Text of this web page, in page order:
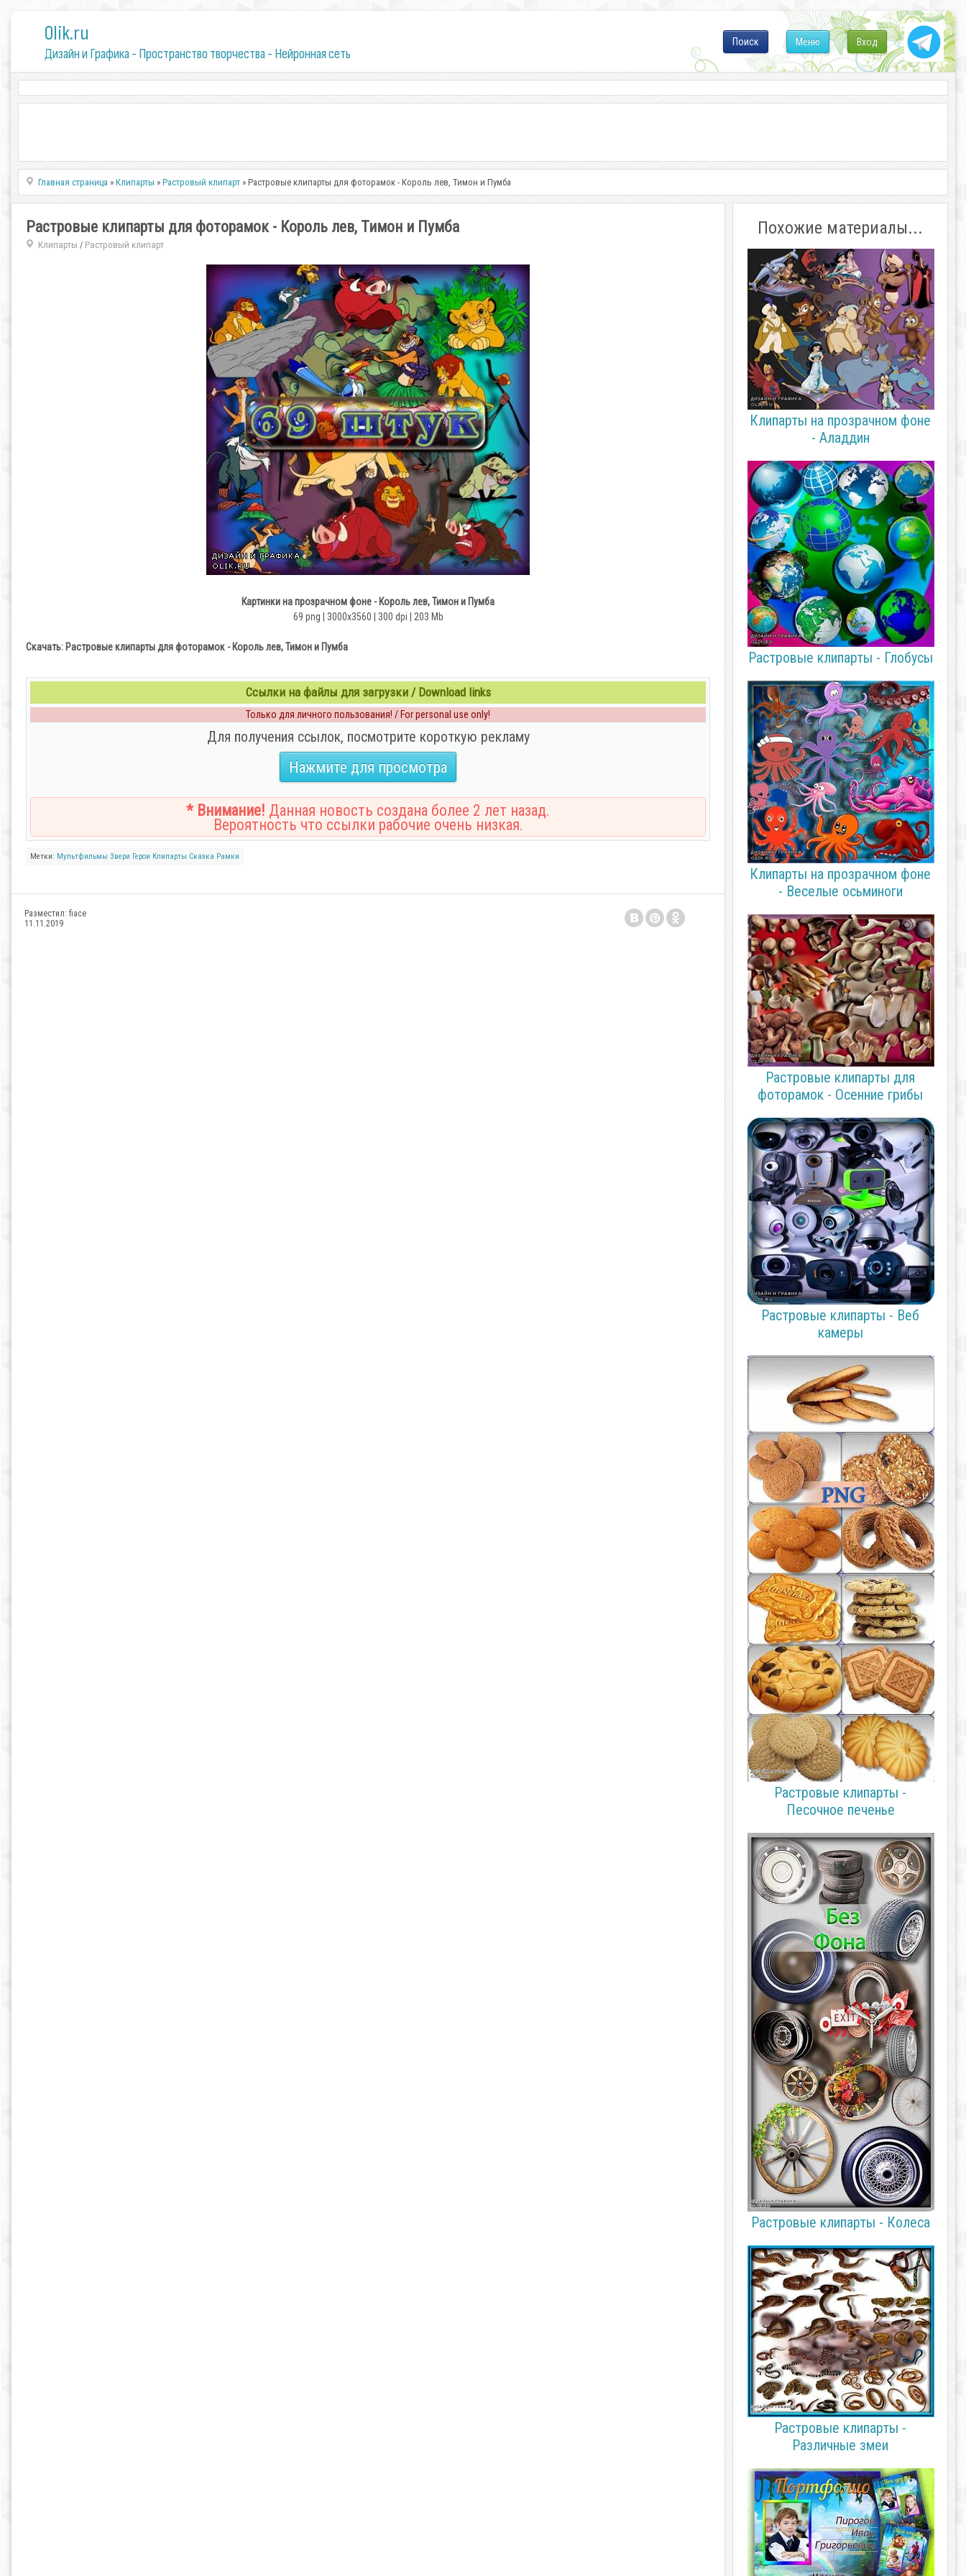
0lik.ru
Дизайн и Графика - Пространство творчества - Нейронная сеть
Вход
Меню
Поиск
Главная страница »Клипарты »Растровый клипарт » Растровые клипарты для фоторамок - Король лев, Тимон и Пумба
Растровые клипарты для фоторамок - Король лев, Тимон и Пумба
Клипарты / Растровый клипарт
Картинки на прозрачном фоне - Король лев, Тимон и Пумба
69 png | 3000х3560 | 300 dpi | 203 Mb
Скачать: Растровые клипарты для фоторамок - Король лев, Тимон и Пумба
Ссылки на файлы для загрузки / Download links
Только для личного пользования! / For personal use only!
Для получения ссылок, посмотрите короткую рекламу
Нажмите для просмотра
* Внимание! Данная новость создана более 2 лет назад.
Вероятность что ссылки рабочие очень низкая.
Метки: Мультфильмы Звери Герои Клипарты Сказка Рамки
Разместил: fiace
11.11.2019
Похожие материалы...
Клипарты на прозрачном фоне
- Аладдин
Растровые клипарты - Глобусы
Клипарты на прозрачном фоне
- Веселые осьминоги
Растровые клипарты для
фоторамок - Осенние грибы
Растровые клипарты - Веб
камеры
Растровые клипарты -
Песочное печенье
Растровые клипарты - Колеса
Растровые клипарты -
Различные змеи